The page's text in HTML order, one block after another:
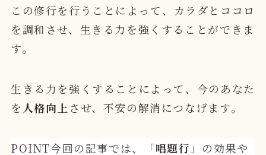
この修行を行うことによって、 カラダとココロ
を調和させ、生きる力を強くする ことができま
す。
生きる力を強くすることによって、今のあなた
を 人格向上 させ、不安の解消につなげます。
POINT今回の記事では、「唱題行 」の効果や